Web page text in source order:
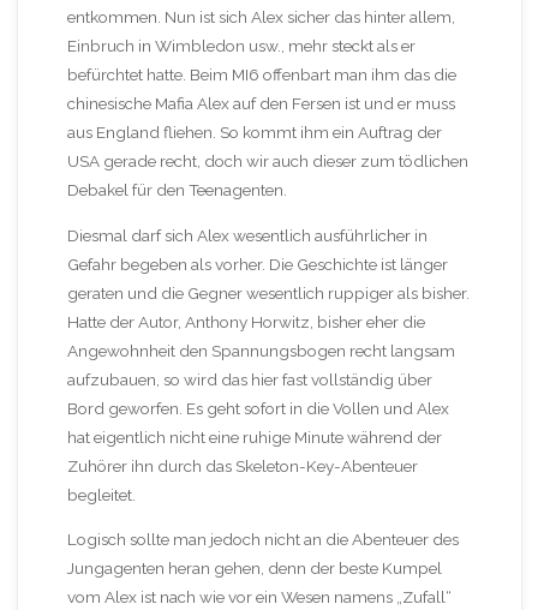
entkommen. Nun ist sich Alex sicher das hinter allem,
Einbruch in Wimbledon usw., mehr steckt als er
befürchtet hatte. Beim MI6 offenbart man ihm das die
chinesische Mafia Alex auf den Fersen ist und er muss
aus England fliehen. So kommt ihm ein Auftrag der
USA gerade recht, doch wir auch dieser zum tödlichen
Debakel für den Teenagenten.
Diesmal darf sich Alex wesentlich ausführlicher in
Gefahr begeben als vorher. Die Geschichte ist länger
geraten und die Gegner wesentlich ruppiger als bisher.
Hatte der Autor, Anthony Horwitz, bisher eher die
Angewohnheit den Spannungsbogen recht langsam
aufzubauen, so wird das hier fast vollständig über
Bord geworfen. Es geht sofort in die Vollen und Alex
hat eigentlich nicht eine ruhige Minute während der
Zuhörer ihn durch das Skeleton-Key-Abenteuer
begleitet.
Logisch sollte man jedoch nicht an die Abenteuer des
Jungagenten heran gehen, denn der beste Kumpel
vom Alex ist nach wie vor ein Wesen namens „Zufall“